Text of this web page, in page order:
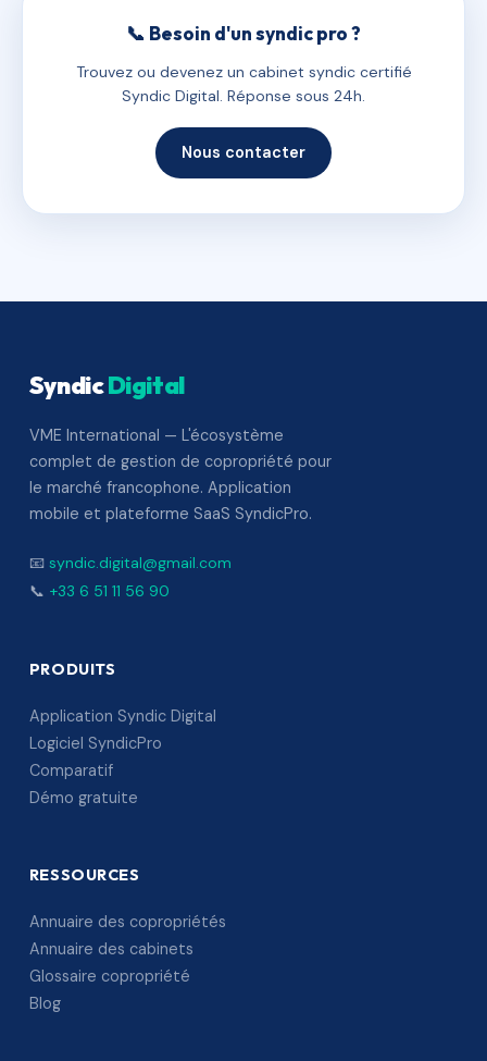
📞 Besoin d'un syndic pro ?
Trouvez ou devenez un cabinet syndic certifié
Syndic Digital. Réponse sous 24h.
Nous contacter
SyndicDigital
VME International — L'écosystème
complet de gestion de copropriété pour
le marché francophone. Application
mobile et plateforme SaaS SyndicPro.
📧 syndic.digital@gmail.com
📞 +33 6 51 11 56 90
PRODUITS
Application Syndic Digital
Logiciel SyndicPro
Comparatif
Démo gratuite
RESSOURCES
Annuaire des copropriétés
Annuaire des cabinets
Glossaire copropriété
Blog